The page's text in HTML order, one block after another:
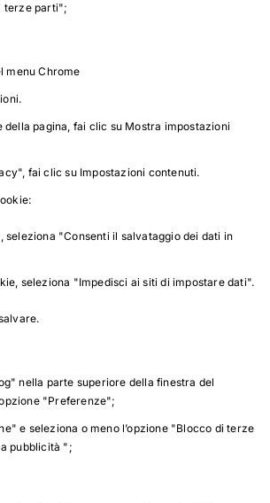
terze parti";
menu Chrome
della pagina, fai clic su Mostra impostazioni
fai clic su Impostazioni contenuti.
seleziona "Consenti il salvataggio dei dati in
seleziona "Impedisci ai siti di impostare dati".
nella parte superiore della finestra del
"Preferenze";
e seleziona o meno l’opzione "Blocco di terze
pubblicità ";